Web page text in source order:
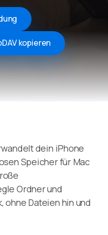
kopieren
dein iPhone
Speicher für Mac
Ordner und
ohne Dateien hin und